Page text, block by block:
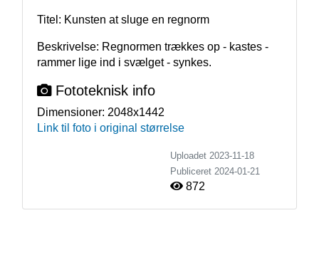
Titel: Kunsten at sluge en regnorm
Beskrivelse: Regnormen trækkes op - kastes -
rammer lige ind i svælget - synkes.
Fototeknisk info
Dimensioner: 2048x1442
Link til foto i original størrelse
Uploadet 2023-11-18
Publiceret 2024-01-21
872